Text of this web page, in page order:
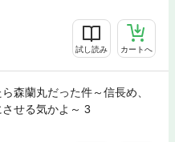
試し読み カートへ
森蘭丸だった件～信長め、
せる気かよ～ 3